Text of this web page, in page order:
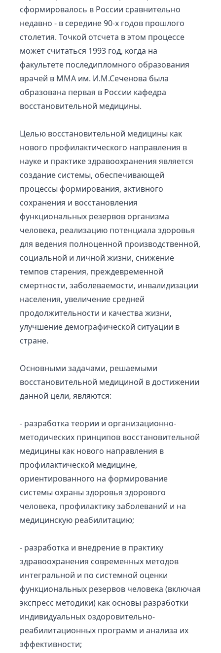
сформировалось в России сравнительно
недавно - в середине 90-х годов прошлого
столетия. Точкой отсчета в этом процессе
может считаться 1993 год, когда на
факультете последипломного образования
врачей в ММА им. И.М.Сеченова была
образована первая в России кафедра
восстановительной медицины.
Целью восстановительной медицины как
нового профилактического направления в
науке и практике здравоохранения является
создание системы, обеспечивающей
процессы формирования, активного
сохранения и восстановления
функциональных резервов организма
человека, реализацию потенциала здоровья
для ведения полноценной производственной,
социальной и личной жизни, снижение
темпов старения, преждевременной
смертности, заболеваемости, инвалидизации
населения, увеличение средней
продолжительности и качества жизни,
улучшение демографической ситуации в
стране.
Основными задачами, решаемыми
восстановительной медициной в достижении
данной цели, являются:
- разработка теории и организационно-
методических принципов восстановительной
медицины как нового направления в
профилактической медицине,
ориентированного на формирование
системы охраны здоровья здорового
человека, профилактику заболеваний и на
медицинскую реабилитацию;
- разработка и внедрение в практику
здравоохранения современных методов
интегральной и по системной оценки
функциональных резервов человека (включая
экспресс методики) как основы разработки
индивидуальных оздоровительно-
реабилитационных программ и анализа их
эффективности;